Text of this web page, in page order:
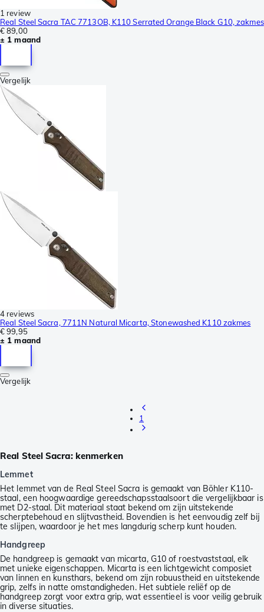
1 review
Real Steel Sacra TAC 7713OB, K110 Serrated Orange Black G10, zakmes
€ 89,00
± 1 maand
Vergelijk
4 reviews
Real Steel Sacra, 7711N Natural Micarta, Stonewashed K110 zakmes
€ 99,95
± 1 maand
Vergelijk
1
Real Steel Sacra: kenmerken
Lemmet
Het lemmet van de Real Steel Sacra is gemaakt van Böhler K110-
staal, een hoogwaardige gereedschapsstaalsoort die vergelijkbaar is
met D2-staal. Dit materiaal staat bekend om zijn uitstekende
scherptebehoud en slijtvastheid. Bovendien is het eenvoudig zelf bij
te slijpen, waardoor je het mes langdurig scherp kunt houden.
Handgreep
De handgreep is gemaakt van micarta, G10 of roestvaststaal, elk
met unieke eigenschappen. Micarta is een lichtgewicht composiet
van linnen en kunsthars, bekend om zijn robuustheid en uitstekende
grip, zelfs in natte omstandigheden. Het subtiele reliëf op de
handgreep zorgt voor extra grip, wat essentieel is voor veilig gebruik
in diverse situaties.